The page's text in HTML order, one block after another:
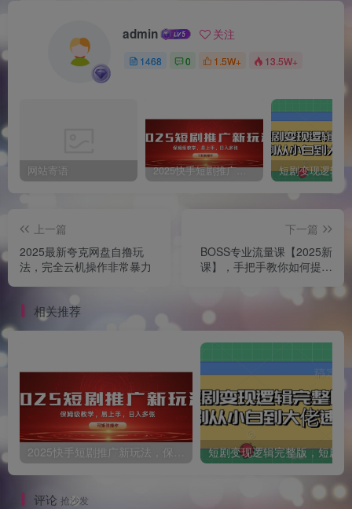
admin 关注
1468 0 1.5W+ 13.5W+
网站寄语 2025快手短剧推广新玩法，保姆级教学，日入多张，可矩阵操作
上一篇
2025最新夸克网盘自撸玩
法，完全云机操作非常暴力
下一篇
BOSS专业流量课【2025新
课】，手把手教你如何提升
相关推荐
2025快手短剧推广新玩法，保姆级教学，日入多张，可矩阵操作
评论 抢沙发